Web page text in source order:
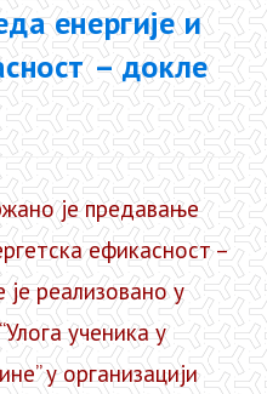
енергије и
– докле
је предавање
ефикасност –
је реализовано у
ученика у
у организацији